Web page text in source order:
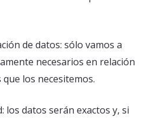
de datos: sólo vamos a
necesarios en relación
los necesitemos.
los datos serán exactos y, si